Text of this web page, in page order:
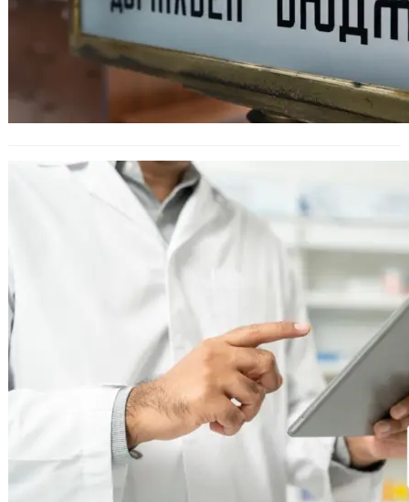
Парламентът одобри на първо
четене бюджета на НЗОК за 2026 г.